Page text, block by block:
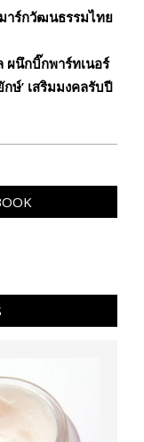
าร์กวัฒนธรรมไทย
ผนึกบิ๊กพาร์ทเนอร์
ษ์’ เสริมมงคลรับปี